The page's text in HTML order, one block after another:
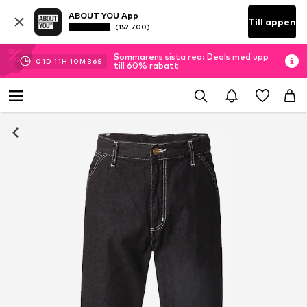
ABOUT YOU App
(152 700) Till appen
01D 11H 10M 36S
Sommarens sista rea: Deals med upp
till 60% rabatt